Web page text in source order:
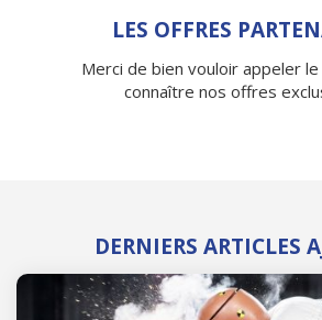
LES OFFRES
Merci de bien vouloir appeler
connaître nos offres
DERNIERS ARTICLES